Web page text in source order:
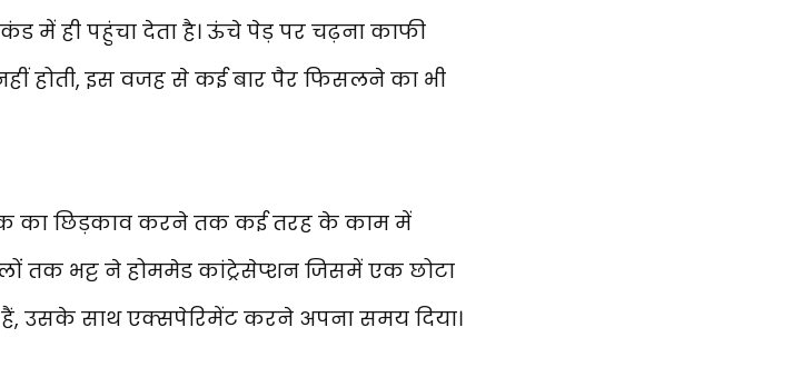
में ही पहुंचा देता है। ऊंचे पेड़ पर चढ़ना काफी
होती, इस वजह से कई बार पैर फिसलने का भी
छिड़काव करने तक कई तरह के काम में
तक भट्ट ने होममेड कांट्रेसेप्शन जिसमें एक छोटा
उसके साथ एक्सपेरिमेंट करने अपना समय दिया।